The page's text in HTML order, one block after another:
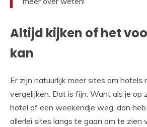
Altijd kijken of het
kan
Er zijn natuurlijk meer sites om hotels
vergelijken. Dat is fijn. Want als je op
hotel of een weekendje weg, dan
allerlei sites langs te gaan om te zien